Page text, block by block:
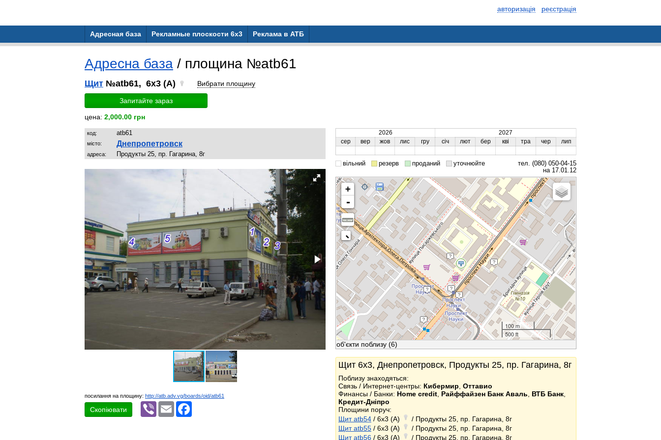
авторизація реєстрація
Адресная база Рекламные плоскости 6x3 Реклама в АТБ
Адресна база / площина №atb61
Щит №atb61, 6x3 (A) Вибрати площину
Запитайте зараз
цена: 2,000.00 грн
код: atb61
місто: Днепропетровск
адреса: Продукты 25, пр. Гагарина, 8г
посилання на площину: http://atb.adv.vg/boards/oid/atb61
Скопіювати
Viber Email
2026
2027
сер
вер жов лис гру січ лют бер кві тра чер лип
вільний резерв проданий уточнюйте
тел. (080) 050-04-15
на 17.01.12
+
-
100 m
500 ft
об'єкти поблизу (6)
Щит 6x3, Днепропетровск, Продукты 25, пр. Гагарина, 8г
Поблизу знаходяться:
Связь / Интернет-центры: Кибермир Оттавио
Финансы / Банки: Home credit Райффайзен Банк Аваль ВТБ Банк
Кредит-Дніпро
Площини поруч:
Щит atb54 / 6x3 (A)
/ Продукты 25, пр. Гагарина, 8г
Щит atb55 / 6x3 (A)
/ Продукты 25, пр. Гагарина, 8г
Щит atb56 / 6x3 (A) / Продукты 25, пр. Гагарина, 8г